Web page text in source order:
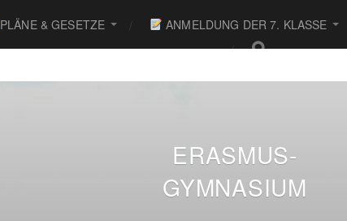
PLÄNE & GESETZE ANMELDUNG DER 7. KLASSE
ERASMUS-
GYMNASIUM